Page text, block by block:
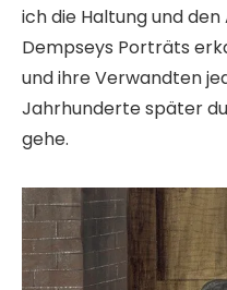
ich die Haltung und
Dempseys Porträts
und ihre Verwandten
Jahrhunderte später
gehe.